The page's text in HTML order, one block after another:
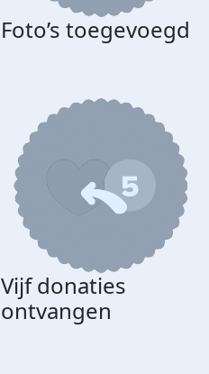
Foto’s toegevoegd
Vijf donaties
ontvangen